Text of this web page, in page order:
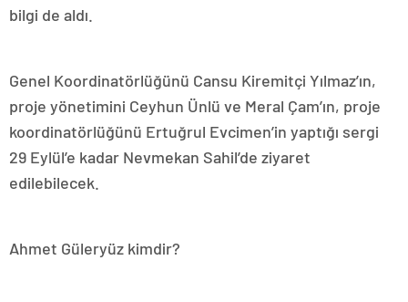
bilgi de aldı.
Genel Koordinatörlüğünü Cansu Kiremitçi Yılmaz’ın,
proje yönetimini Ceyhun Ünlü ve Meral Çam’ın, proje
koordinatörlüğünü Ertuğrul Evcimen’in yaptığı sergi
29 Eylül’e kadar Nevmekan Sahil’de ziyaret
edilebilecek.
Ahmet Güleryüz kimdir?